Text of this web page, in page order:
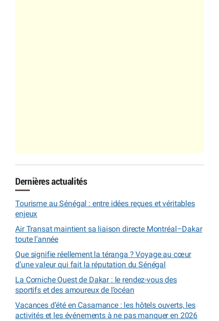
Dernières actualités
Tourisme au Sénégal : entre idées reçues et véritables
enjeux
Air Transat maintient sa liaison directe Montréal–Dakar
toute l’année
Que signifie réellement la téranga ? Voyage au cœur
d’une valeur qui fait la réputation du Sénégal
La Corniche Ouest de Dakar : le rendez-vous des
sportifs et des amoureux de l’océan
Vacances d’été en Casamance : les hôtels ouverts, les
activités et les événements à ne pas manquer en 2026